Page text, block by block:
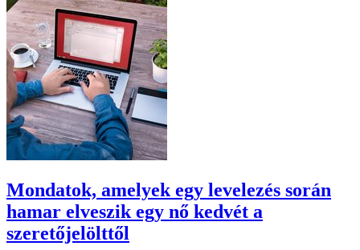
Mondatok, amelyek egy levelezés során
hamar elveszik egy nő kedvét a
szeretőjelölttől